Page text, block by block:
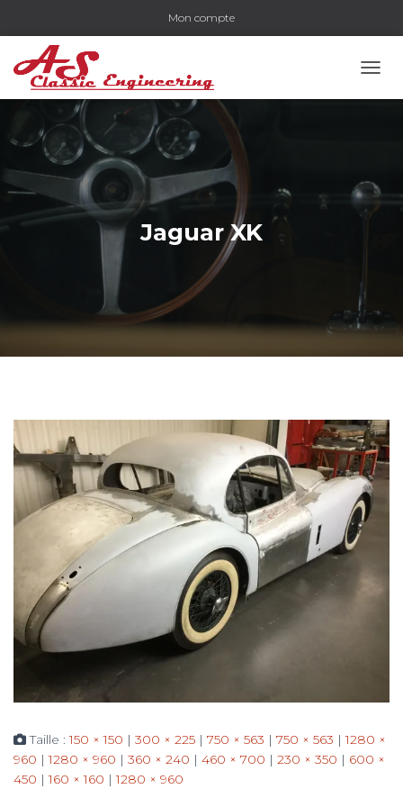
Mon compte
Jaguar XK
Taille :150 × 150 | 300 × 225 | 750 × 563 | 750 × 563 | 1280 ×
960 | 1280 × 960 | 360 × 240 | 460 × 700 | 230 × 350 | 600 ×
450 | 160 × 160 | 1280 × 960